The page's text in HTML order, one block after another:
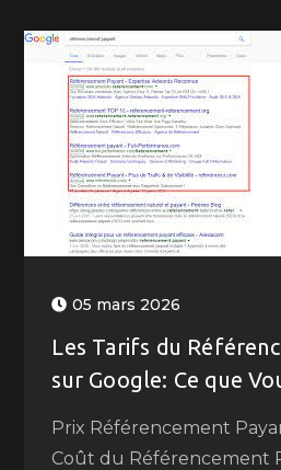
05 mars 2026
Les Tarifs du
sur Google: Ce que
Prix Référencement
Coût du Référencement